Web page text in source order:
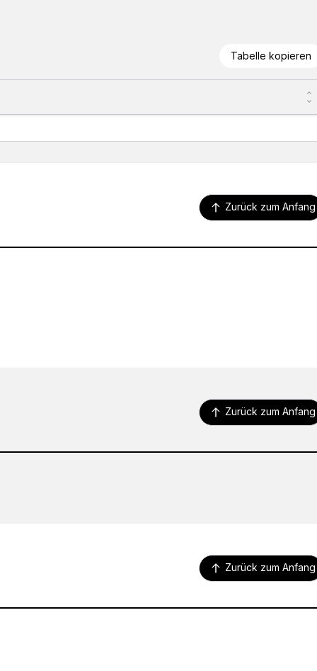
Tabelle kopieren
Zurück zum Anfang
Zurück zum Anfang
Zurück zum Anfang